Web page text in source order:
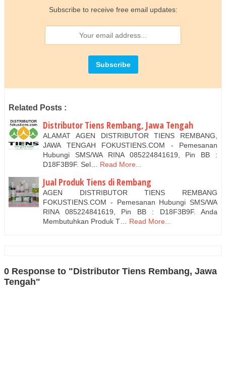
Subscribe to receive free email updates:
Related Posts :
Distributor Tiens Rembang, Jawa Tengah
ALAMAT AGEN DISTRIBUTOR TIENS REMBANG,
JAWA TENGAH FOKUSTIENS.COM - Pemesanan
Hubungi SMS/WA RINA 085224841619, Pin BB :
D18F3B9F. Sel…
Read More...
Jual Produk Tiens di Rembang
AGEN DISTRIBUTOR TIENS REMBANG
FOKUSTIENS.COM - Pemesanan Hubungi SMS/WA
RINA 085224841619, Pin BB : D18F3B9F. Anda
Membutuhkan Produk T…
Read More...
0 Response to "Distributor Tiens Rembang, Jawa
Tengah"